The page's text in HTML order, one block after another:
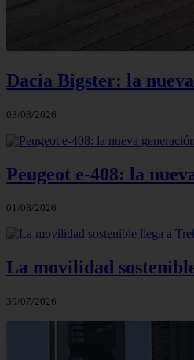
Dacia Bigster: la
03/08/2026
Peugeot e-408: la
01/08/2026
La movilidad
30/07/2026